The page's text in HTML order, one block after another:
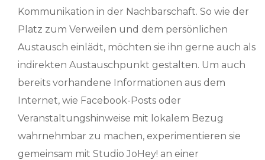
Kommunikation in der Nachbarschaft. So wie der
Platz zum Verweilen und dem persönlichen
Austausch einlädt, möchten sie ihn gerne auch als
indirekten Austauschpunkt gestalten. Um auch
bereits vorhandene Informationen aus dem
Internet, wie Facebook-Posts oder
Veranstaltungshinweise mit lokalem Bezug
wahrnehmbar zu machen, experimentieren sie
gemeinsam mit Studio JoHey! an einer